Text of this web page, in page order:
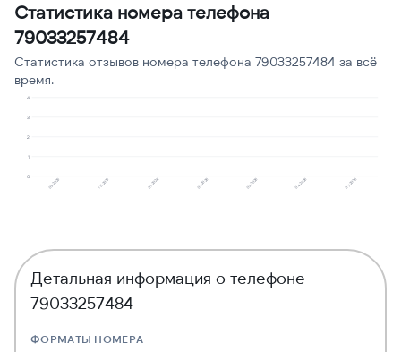
Ошибочный звонок
Сбор персональных
1 8
Статистика номера телефона
79033257484
Статистика отзывов номера телефона 79033257484 за всё
время.
0
1
2
3
4
09.2025 10.2025 01.2026 02.2026 03.2026 04.2026 07.2026
Детальная информация о телефоне
79033257484
ФОРМАТЫ НОМЕРА